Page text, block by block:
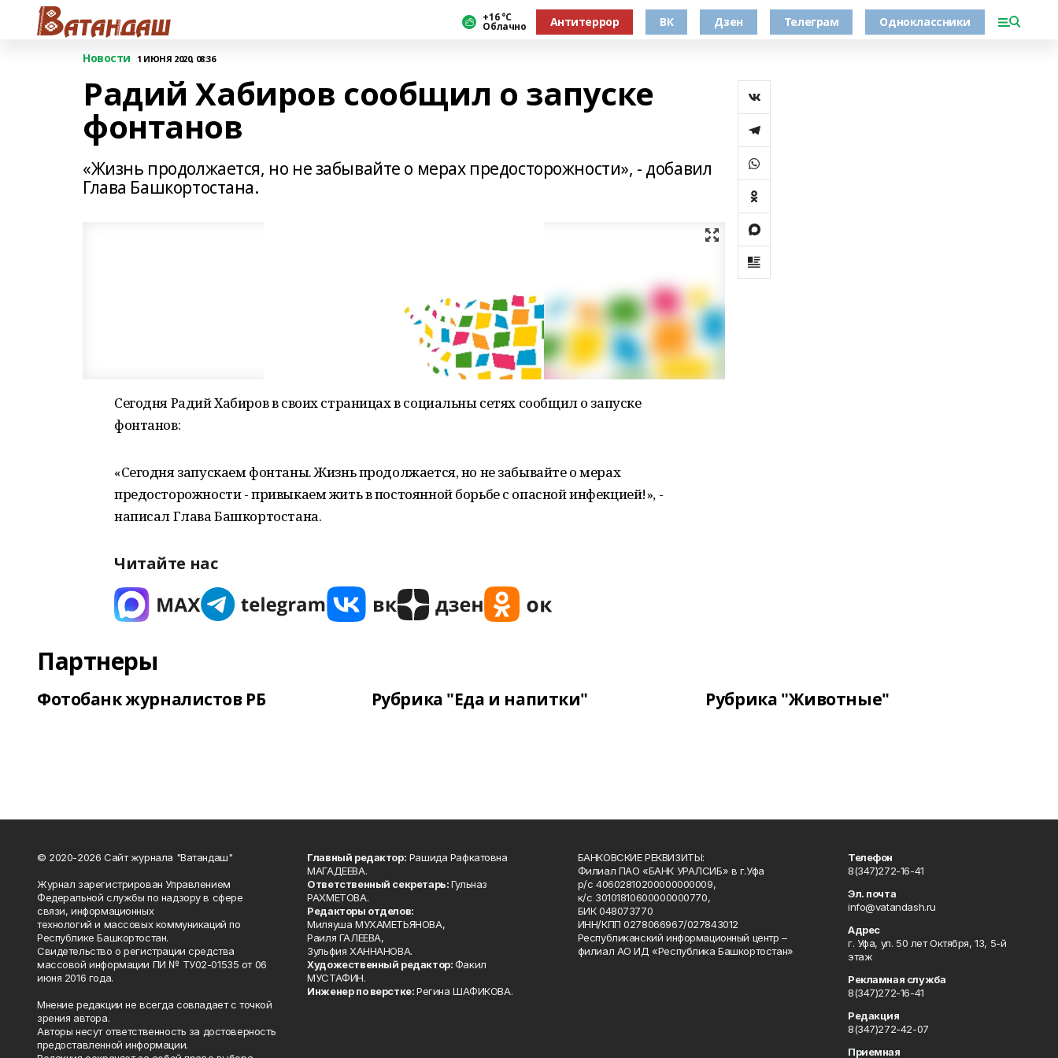
+16 °С
Облачно Антитеррор ВК Дзен Телеграм Одноклассники
Новости 1 ИЮНЯ 2020, 08:36
Радий Хабиров сообщил о запуске
фонтанов
«Жизнь продолжается, но не забывайте о мерах предосторожности», - добавил
Глава Башкортостана.
Сегодня Радий Хабиров в своих страницах в социальны сетях сообщил о запуске
фонтанов:
«Сегодня запускаем фонтаны. Жизнь продолжается, но не забывайте о мерах
предосторожности - привыкаем жить в постоянной борьбе с опасной инфекцией!», -
написал Глава Башкортостана.
Читайте нас
Партнеры
Фотобанк журналистов РБ Рубрика "Еда и напитки" Рубрика "Животные"
© 2020-2026 Сайт журнала "Ватандаш"
Журнал зарегистрирован Управлением
Федеральной службы по надзору в сфере
связи, информационных
технологий и массовых коммуникаций по
Республике Башкортостан.
Свидетельство о регистрации средства
массовой информации ПИ № ТУ02-01535 от 06
июня 2016 года.
Мнение редакции не всегда совпадает с точкой
зрения автора.
Авторы несут ответственность за достоверность
предоставленной информации.
Главный редактор: Рашида Рафкатовна
МАГАДЕЕВА.
Ответственный секретарь:Гульназ
РАХМЕТОВА.
Редакторы отделов:
Миляуша МУХАМЕТЬЯНОВА,
Раиля ГАЛЕЕВА,
Зульфия ХАННАНОВА.
Художественный редактор:Факил
МУСТАФИН.
Инженер по верстке:Регина ШАФИКОВА.
БАНКОВСКИЕ РЕКВИЗИТЫ:
Филиал ПАО «БАНК УРАЛСИБ» в г.Уфа
р/с 40602810200000000009,
к/с 30101810600000000770,
БИК 048073770
ИНН/КПП 0278066967/027843012
Республиканский информационный центр –
филиал АО ИД «Республика Башкортостан»
Телефон
8(347)272-16-41
Эл. почта
info@vatandash.ru
Адрес
г. Уфа, ул. 50 лет Октября, 13, 5-й
этаж
Рекламная служба
8(347)272-16-41
Редакция
8(347)272-42-07
Приемная